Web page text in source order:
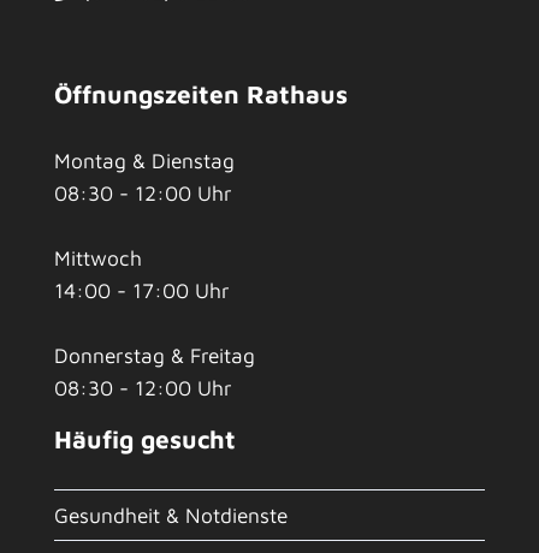
Öffnungszeiten Rathaus
Montag & Dienstag
08:30 - 12:00 Uhr
Mittwoch
14:00 - 17:00 Uhr
Donnerstag & Freitag
08:30 - 12:00 Uhr
Häufig gesucht
Gesundheit & Notdienste